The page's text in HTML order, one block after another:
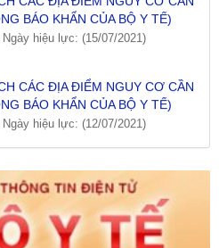
Ngày hiệu lực: (15/07/2021)
BÁO KHẨN CỦA BỘ Y TẾ)
Ngày hiệu lực: (12/07/2021)
BÁO KHẨN CỦA BỘ Y TẾ)
-Ngày hiệu lực: (09/07/2021)
CÁC ĐỊA ĐIỂM NGUY CƠ CẦN